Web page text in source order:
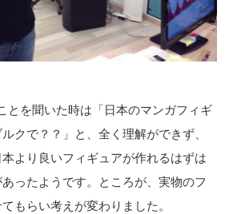
とを聞いた時は「日本のマンガフィギ
クで？？」と、全く理解ができず、
より良いフィギュアが作れるはずは
ったようです。ところが、実物のフ
もらい考えが変わりました。